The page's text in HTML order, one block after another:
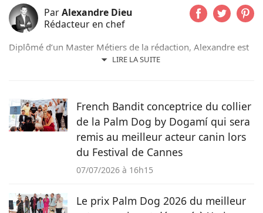
ParAlexandre Dieu
Rédacteur en chef
LIRE LA SUITE
Diplômé d’un Master Métiers de la rédaction, Alexandre est
un amoureux des chiens depuis son plus jeune âge. Après
vous émouvoir et vous informer sur nos compagnons
préférés.
French Bandit conceptrice du collier
de la Palm Dog by Dogamí qui sera
remis au meilleur acteur canin lors
du Festival de Cannes
07/07/2026 à 16h15
Le prix Palm Dog 2026 du meilleur